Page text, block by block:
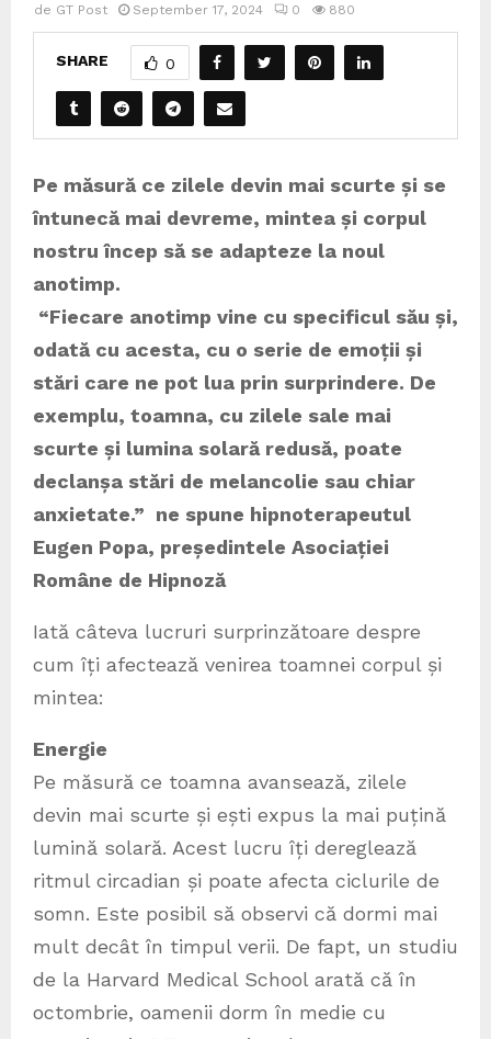
de GT Post September 17, 2024 0 880
SHARE 0
Pe măsură ce zilele devin mai scurte și se
întunecă mai devreme, mintea și corpul
nostru încep să se adapteze la noul
anotimp.
“Fiecare anotimp vine cu specificul său și,
odată cu acesta, cu o serie de emoții și
stări care ne pot lua prin surprindere. De
exemplu, toamna, cu zilele sale mai
scurte și lumina solară redusă, poate
declanșa stări de melancolie sau chiar
anxietate.” ne spune hipnoterapeutul
Eugen Popa, președintele Asociației
Române de Hipnoză
Iată câteva lucruri surprinzătoare despre
cum îți afectează venirea toamnei corpul și
mintea:
Energie
Pe măsură ce toamna avansează, zilele
devin mai scurte și ești expus la mai puțină
lumină solară. Acest lucru îți dereglează
ritmul circadian și poate afecta ciclurile de
somn. Este posibil să observi că dormi mai
mult decât în timpul verii. De fapt, un studiu
de la Harvard Medical School arată că în
octombrie, oamenii dorm în medie cu